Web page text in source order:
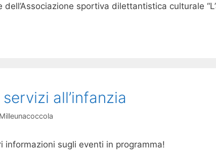
dell’Associazione sportiva dilettantistica culturale
all’infanzia
Milleunacoccola
informazioni sugli eventi in programma!